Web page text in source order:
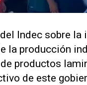
Indec sobre
la producción
productos
de este